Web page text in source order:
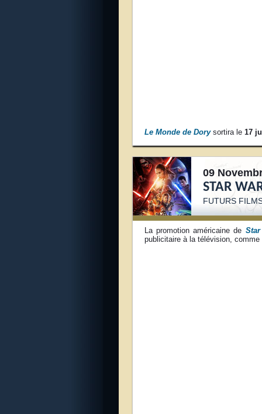
Le Monde de Dorysortira le 17
09
STAR
FUTURS
La promotion américaine de
publicitaire à la télévision,